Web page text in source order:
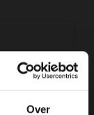
Over